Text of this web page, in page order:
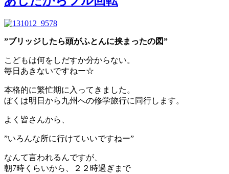
”ブリッジしたら頭がふとんに挟まったの図”
こどもは何をしだすか分からない。
毎日あきないですねー☆
本格的に繁忙期に入ってきました。
ぼくは明日から九州への修学旅行に同行します。
よく皆さんから、
”いろんな所に行けていいですねー”
なんて言われるんですが、
朝7時くらいから、２２時過ぎまで